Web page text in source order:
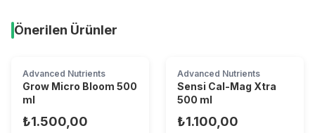
Önerilen Ürünler
Advanced Nutrients
Grow Micro Bloom 500
ml
₺1.500,00
Advanced Nutrients
Sensi Cal-Mag Xtra
500 ml
₺1.100,00